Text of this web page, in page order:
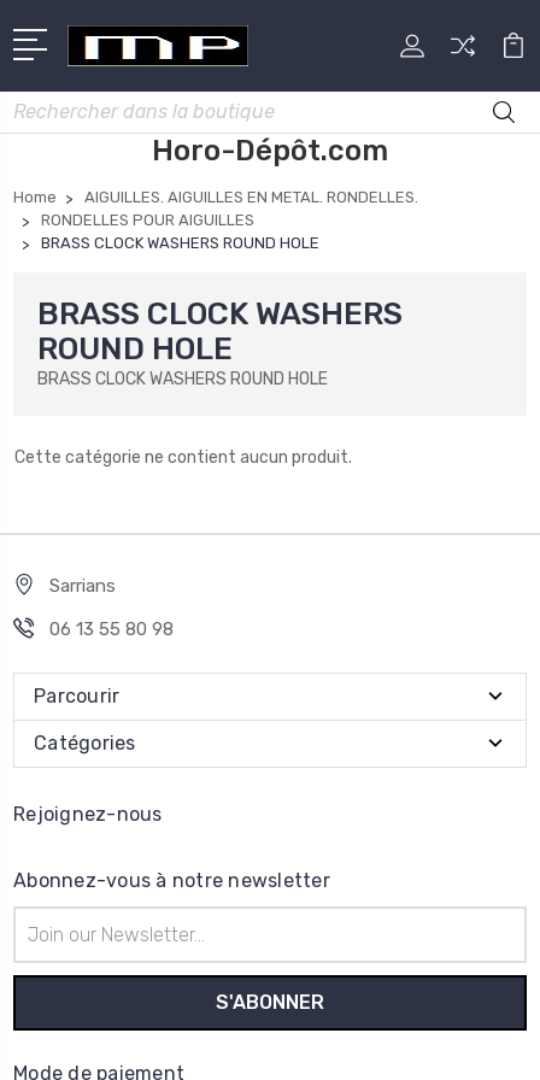
Rechercher
Horo-Dépôt.com
Home
AIGUILLES. AIGUILLES EN METAL. RONDELLES.
RONDELLES POUR AIGUILLES
BRASS CLOCK WASHERS ROUND HOLE
BRASS CLOCK WASHERS
ROUND HOLE
BRASS CLOCK WASHERS ROUND HOLE
Cette catégorie ne contient aucun produit.
Sarrians
06 13 55 80 98
Parcourir
Catégories
Rejoignez-nous
Abonnez-vous à notre newsletter
e-
mail
Mode de paiement